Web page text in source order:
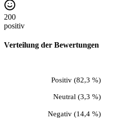
200
positiv
Verteilung der Bewertungen
Negativ(14,4 %)
Neutral(3,3 %)
Positiv(82,3 %)